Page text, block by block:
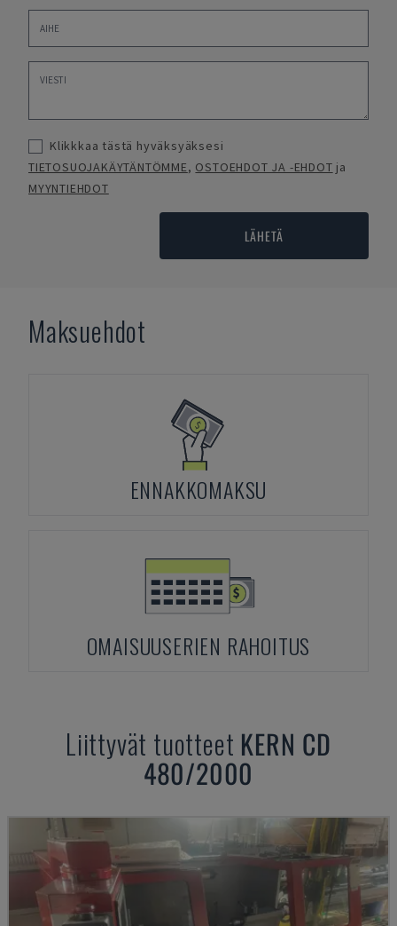
Klikkkaa tästä hyväksyäksesi
TIETOSUOJAKÄYTÄNTÖMME, OSTOEHDOT JA -EHDOT ja
MYYNTIEHDOT
LÄHETÄ
Maksuehdot
ENNAKKOMAKSU
OMAISUUSERIEN RAHOITUS
Liittyvät tuotteet KERN CD
480/2000